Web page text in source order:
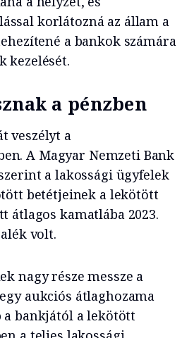
korlátozná az állam a
a bankok számára
kezelését.
a pénzben
veszélyt a
A Magyar Nemzeti Bank
a lakossági ügyfelek
betétjeinek a lekötött
átlagos kamatlába 2023.
volt.
nagy része messze a
aukciós átlaghozama
bankjától a lekötött